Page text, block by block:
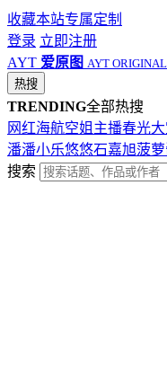
收藏本站专属定制
登录 立即注册
AYT 爱原图 AYT
热搜
TRENDING全部热搜
网红海航空姐 主播春光
潘潘小乐悠悠石嘉旭菠
搜索